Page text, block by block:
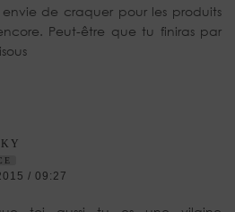
de craquer pour les produits
Peut-être que tu finiras par
/ 09:27